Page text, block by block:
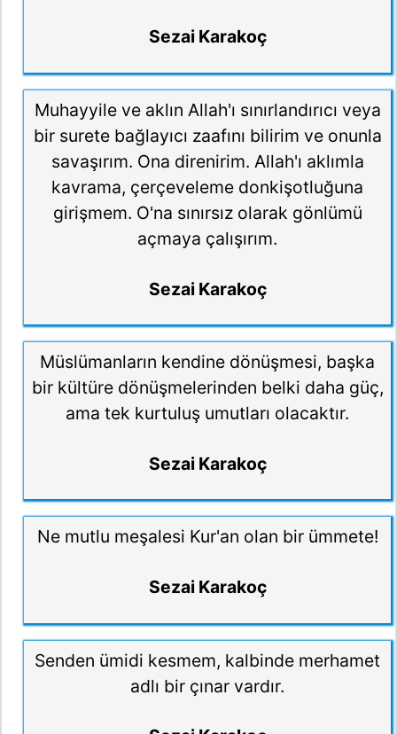
Sezai Karakoç
Muhayyile ve aklın Allah'ı sınırlandırıcı veya
bir surete bağlayıcı zaafını bilirim ve onunla
savaşırım. Ona direnirim. Allah'ı aklımla
kavrama, çerçeveleme donkişotluğuna
girişmem. O'na sınırsız olarak gönlümü
açmaya çalışırım.
Sezai Karakoç
Müslümanların kendine dönüşmesi, başka
bir kültüre dönüşmelerinden belki daha güç,
ama tek kurtuluş umutları olacaktır.
Sezai Karakoç
Ne mutlu meşalesi Kur'an olan bir ümmete!
Sezai Karakoç
Senden ümidi kesmem, kalbinde merhamet
adlı bir çınar vardır.